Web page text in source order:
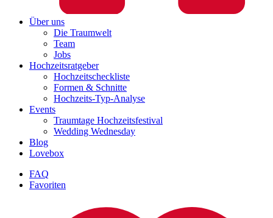
Über uns
Die Traumwelt
Team
Jobs
Hochzeitsratgeber
Hochzeitscheckliste
Formen & Schnitte
Hochzeits-Typ-Analyse
Events
Traumtage Hochzeitsfestival
Wedding Wednesday
Blog
Lovebox
FAQ
Favoriten